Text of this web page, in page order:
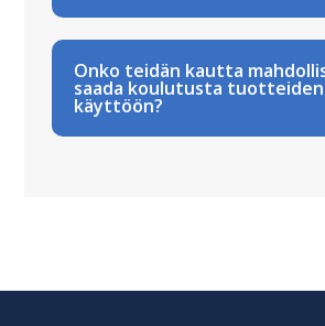
Onko teidän kautta
saada koulutusta tuotteiden
käyttöön?